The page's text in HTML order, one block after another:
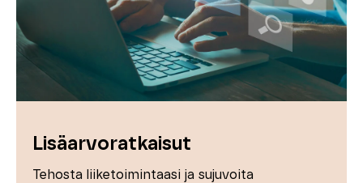
Lisäarvoratkaisut
Tehosta liiketoimintaasi ja sujuvoita